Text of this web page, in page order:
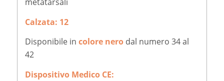
Calzata: 12
Disponibile in colore nero dal numero 34 al
42
Dispositivo Medico CE: